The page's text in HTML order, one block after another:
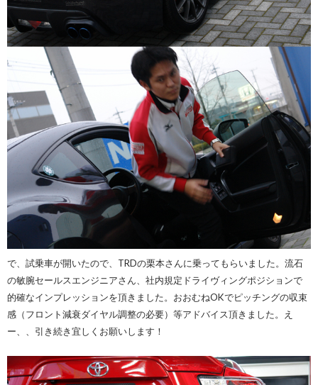
で、試乗車が開いたので、TRDの栗本さんに乗ってもらいました。流石
の敏腕セールスエンジニアさん、社内規定ドライヴィングポジションで
的確なインプレッションを頂きました。おおむねOKでピッチングの収束
感（フロント減衰ダイヤル調整の必要）等アドバイス頂きました。え
ー、、引き続き宜しくお願いします！